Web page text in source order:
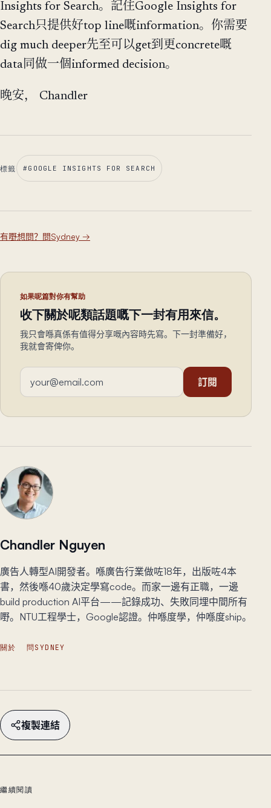
Insights for Search。記住Google Insights for
Search只提供好top line嘅information。你需要
dig much deeper先至可以get到更concrete嘅
data同做一個informed decision。
晚安， Chandler
標籤 #GOOGLE INSIGHTS FOR SEARCH
有嘢想問？問Sydney →
如果呢篇對你有幫助
收下關於呢類話題嘅下一封有用來信。
我只會喺真係有值得分享嘅內容時先寫。下一封準備好，
我就會寄俾你。
電郵地址
訂閱
Chandler Nguyen
廣告人轉型AI開發者。喺廣告行業做咗18年，出版咗4本
書，然後喺40歲決定學寫code。而家一邊有正職，一邊
build production AI平台——記錄成功、失敗同埋中間所有
嘢。NTU工程學士，Google認證。仲喺度學，仲喺度ship。
關於 問SYDNEY
複製連結
繼續閱讀